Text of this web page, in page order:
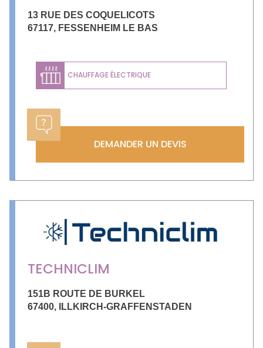
13 RUE DES COQUELICOTS
67117, FESSENHEIM LE BAS
CHAUFFAGE ÉLECTRIQUE
DEMANDER UN DEVIS
TECHNICLIM
151B ROUTE DE BURKEL
67400, ILLKIRCH-GRAFFENSTADEN